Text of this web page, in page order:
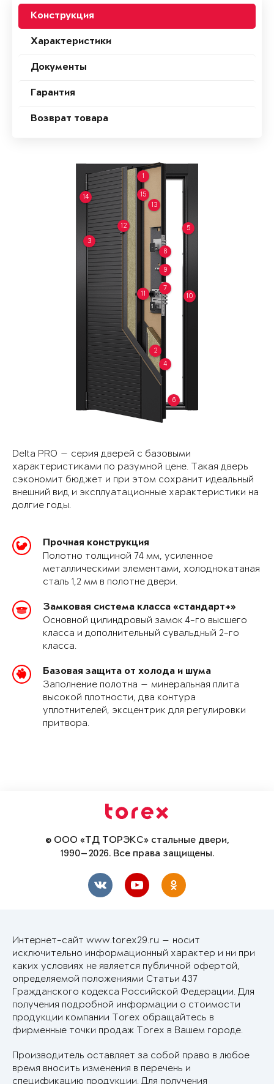
Конструкция
Характеристики
Документы
Гарантия
Возврат товара
1
2
3
4
5
6
7
8
9
10
11
12
13
14 15
Delta PRO — серия дверей с базовыми
характеристиками по разумной цене. Такая дверь
сэкономит бюджет и при этом сохранит идеальный
внешний вид и эксплуатационные характеристики на
долгие годы.
Прочная конструкция
Полотно толщиной 74 мм, усиленное
металлическими элементами, холоднокатаная
сталь 1,2 мм в полотне двери.
Замковая система класса «стандарт+»
Основной цилиндровый замок 4-го высшего
класса и дополнительный сувальдный 2-го
класса.
Базовая защита от холода и шума
Заполнение полотна — минеральная плита
высокой плотности, два контура
уплотнителей, эксцентрик для регулировки
притвора.
© ООО «ТД ТОРЭКС» стальные двери,
1990—2026. Все права защищены.
Интернет-сайт www.torex29.ru — носит
исключительно информационный характер и ни при
каких условиях не является публичной офертой,
определяемой положениями Статьи 437
Гражданского кодекса Российской Федерации. Для
получения подробной информации о стоимости
продукции компании Torex обращайтесь в
фирменные точки продаж Torex в Вашем городе.
Производитель оставляет за собой право в любое
время вносить изменения в перечень и
спецификацию продукции. Для получения